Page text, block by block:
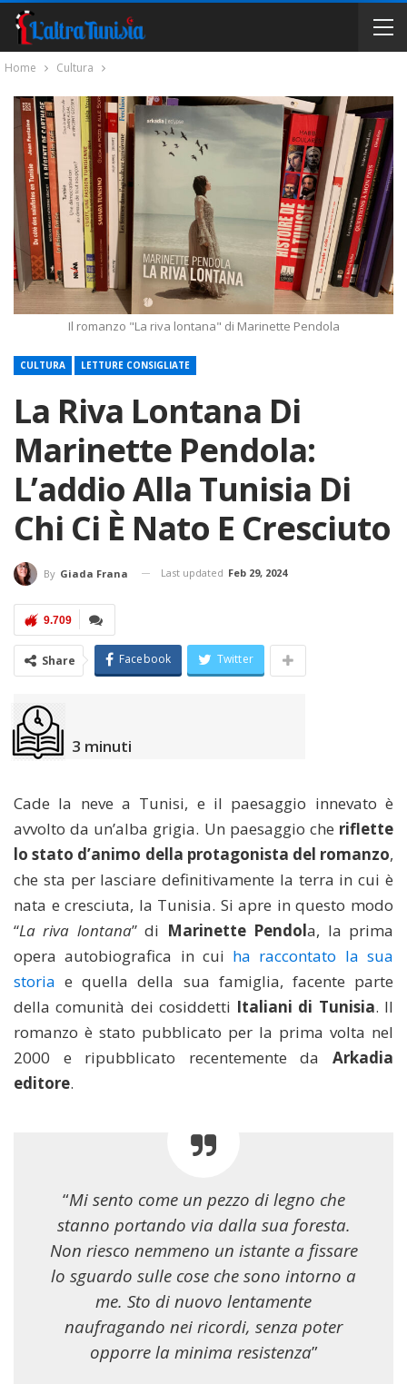
Home Cultura
Il romanzo "La riva lontana" di Marinette Pendola
CULTURA LETTURE CONSIGLIATE
La Riva Lontana Di
Marinette Pendola:
L’addio Alla Tunisia Di
Chi Ci È Nato E Cresciuto
By Giada Frana Last updated Feb 29, 2024
9.709
Share Facebook Twitter
3 minuti
Cade la neve a Tunisi, e il paesaggio innevato è
avvolto da un’alba grigia. Un paesaggio che riflette
lo stato d’animo della protagonista del romanzo,
che sta per lasciare definitivamente la terra in cui è
nata e cresciuta, la Tunisia. Si apre in questo modo
“La riva lontana” di Marinette Pendola, la prima
opera autobiografica in cui ha raccontato la sua
storia e quella della sua famiglia, facente parte
della comunità dei cosiddetti Italiani di Tunisia. Il
romanzo è stato pubblicato per la prima volta nel
2000 e ripubblicato recentemente da Arkadia
editore.
“Mi sento come un pezzo di legno che
stanno portando via dalla sua foresta.
Non riesco nemmeno un istante a fissare
lo sguardo sulle cose che sono intorno a
me. Sto di nuovo lentamente
naufragando nei ricordi, senza poter
opporre la minima resistenza”